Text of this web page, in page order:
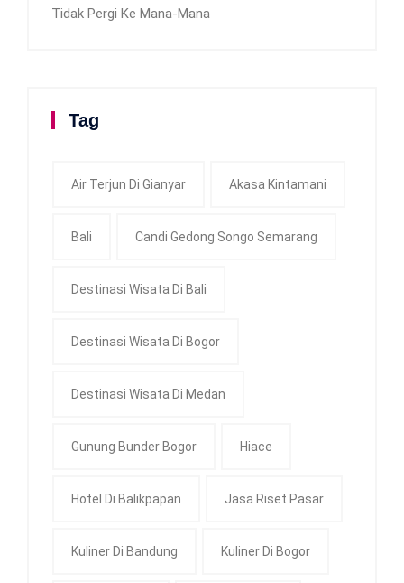
Tidak Pergi Ke Mana-Mana
Tag
Air Terjun Di Gianyar Akasa Kintamani
Bali Candi Gedong Songo Semarang
Destinasi Wisata Di Bali
Destinasi Wisata Di Bogor
Destinasi Wisata Di Medan
Gunung Bunder Bogor Hiace
Hotel Di Balikpapan Jasa Riset Pasar
Kuliner Di Bandung Kuliner Di Bogor